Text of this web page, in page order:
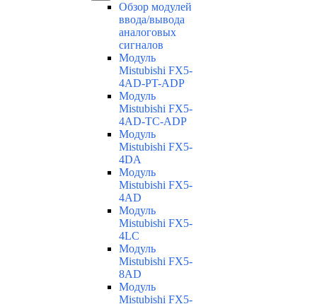
Обзор модулей
ввода/вывода
аналоговых
сигналов
Модуль
Mistubishi FX5-
4AD-PT-ADP
Модуль
Mistubishi FX5-
4AD-TC-ADP
Модуль
Mistubishi FX5-
4DA
Модуль
Mistubishi FX5-
4AD
Модуль
Mistubishi FX5-
4LC
Модуль
Mistubishi FX5-
8AD
Модуль
Mistubishi FX5-